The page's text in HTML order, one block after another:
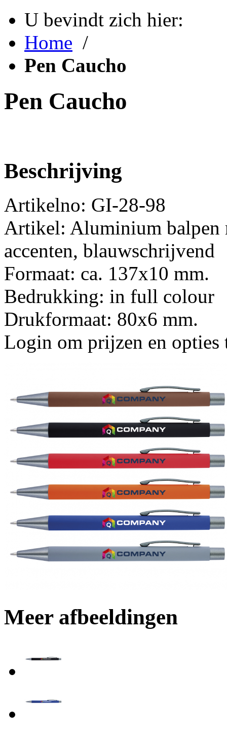
U bevindt zich hier:
Home /
Pen Caucho
Pen Caucho
Beschrijving
Artikelno: GI-28-98
Artikel: Aluminium balpen
accenten, blauwschrijvend
Formaat: ca. 137x10 mm.
Bedrukking: in full colour
Drukformaat: 80x6 mm.
Login om prijzen en opties
Meer afbeeldingen